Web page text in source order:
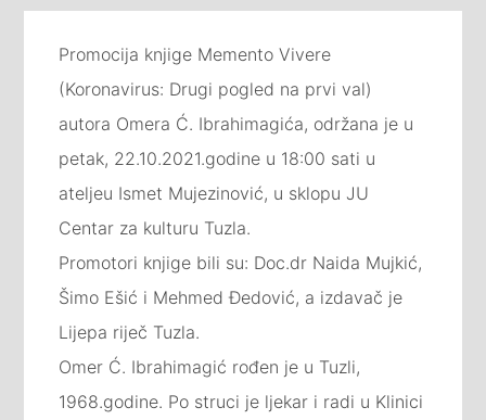
Promocija knjige Memento Vivere
(Koronavirus: Drugi pogled na prvi val)
autora Omera Ć. Ibrahimagića, održana je u
petak, 22.10.2021.godine u 18:00 sati u
ateljeu Ismet Mujezinović, u sklopu JU
Centar za kulturu Tuzla.
Promotori knjige bili su: Doc.dr Naida Mujkić,
Šimo Ešić i Mehmed Đedović, a izdavač je
Lijepa riječ Tuzla.
Omer Ć. Ibrahimagić rođen je u Tuzli,
1968.godine. Po struci je ljekar i radi u Klinici